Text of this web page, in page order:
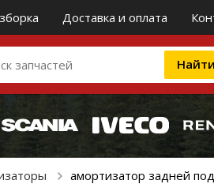
Доставка и оплата
амортизатор задней